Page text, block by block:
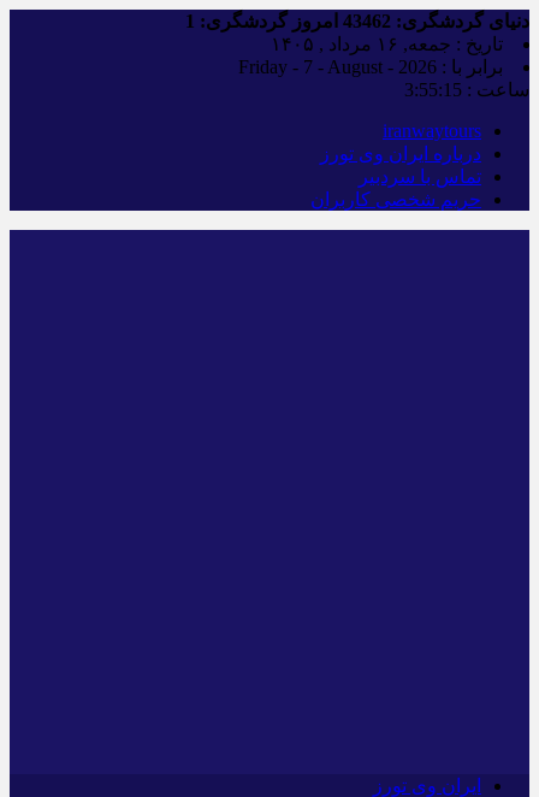
دنیای گردشگری: امروز گردشگری:
تاریخ : جمعه, ۱۶ مرداد , ۱۴۰۵
برابر با : Friday - 7 - August - 2026
ساعت : 3:55:16
iranwaytours
درباره ایران وی تورز
تماس با سردبیر
حریم شخصی کاربران
ایران وی تورز